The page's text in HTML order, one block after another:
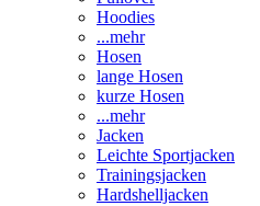
Hoodies
...mehr
Hosen
lange Hosen
kurze Hosen
...mehr
Jacken
Leichte Sportjacken
Trainingsjacken
Hardshelljacken